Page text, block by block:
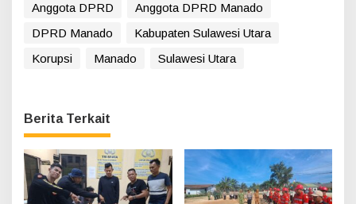
Anggota DPRD
Anggota DPRD Manado
DPRD Manado
Kabupaten Sulawesi Utara
Korupsi
Manado Sulawesi Utara
Berita Terkait